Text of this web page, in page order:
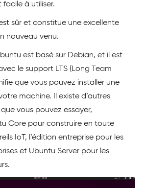
facile à utiliser.
sûr et constitue une excellente
nouveau venu.
est basé sur Debian, et il est
le support LTS (Long Team
que vous pouvez installer une
machine. Il existe d’autres
vous pouvez essayer,
Core pour construire en toute
IoT, l’édition entreprise pour les
et Ubuntu Server pour les